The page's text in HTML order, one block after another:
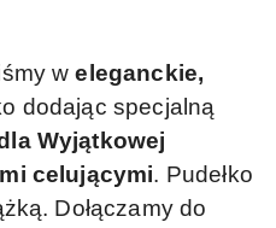
weleganckie,
dodając specjalną
Wyjątkowej
celującymi. Pudełko
Dołączamy do